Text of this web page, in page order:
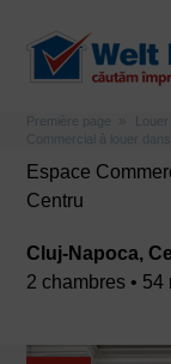
Première page Louer
Commercial à louer
Espace
Centru
Cluj-Napoca,
2 chambres • 54